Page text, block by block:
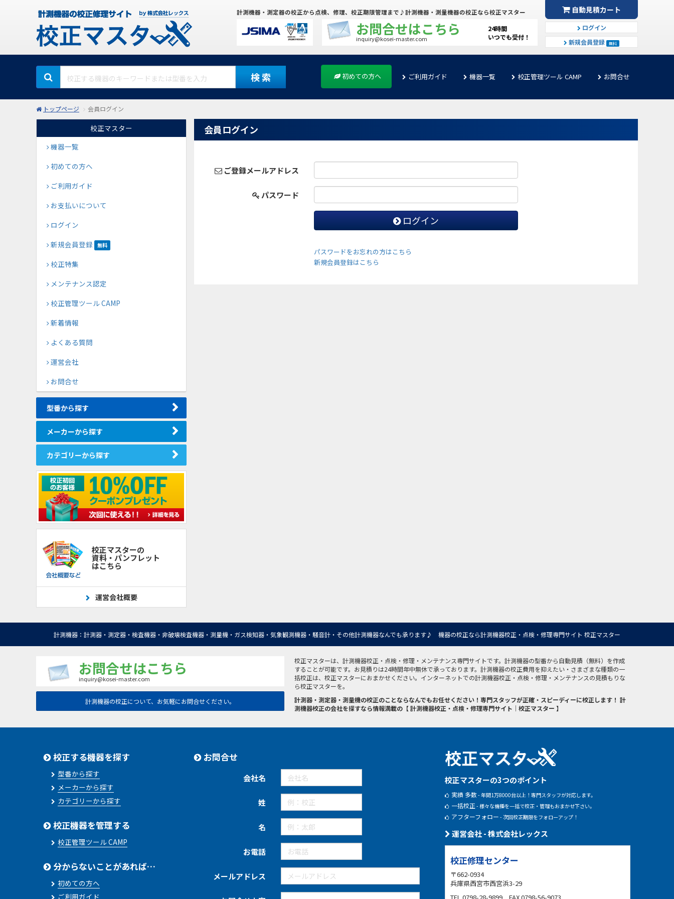
計測機器・測定器の校正から点検、修理、校正期限管理まで♪計測機器・測量機器の校正なら校正マスター
24時間
いつでも受付！
お問合せはこちら
inquiry@kosei-master.com
自動見積カート
ログイン
新規会員登録
無料
検 索 初めての方へ ご利用ガイド 機器一覧 校正管理ツール CAMP お問合せ
トップページ 会員ログイン
校正マスター
機器一覧
初めての方へ
ご利用ガイド
お支払いについて
ログイン
新規会員登録
無料
校正特集
メンテナンス認定
校正管理ツール CAMP
新着情報
よくある質問
運営会社
お問合せ
型番から探す
メーカーから探す
カテゴリーから探す
校正マスターの
資料・パンフレット
はこちら
運営会社概要
会員ログイン
ご登録メールアドレス
パスワード
ログイン
パスワードをお忘れの方はこちら
新規会員登録はこちら
計測機器：計測器・測定器・検査機器・非破壊検査機器・測量機・ガス検知器・気象観測機器・騒音計・その他計測機器なんでも承ります♪ 機器の校正なら計測機器校正・点検・修理専門サイト 校正マスター
お問合せはこちら
inquiry@kosei-master.com
計測機器の校正について、お気軽にお問合せください。
校正マスターは、計測機器校正・点検・修理・メンテナンス専門サイトです。計測機器の型番から自動見積（無料）を作成
することが可能です。お見積りは24時間年中無休で承っております。計測機器の校正費用を抑えたい・さまざまな種類の一
括校正は、校正マスターにおまかせください。インターネットでの計測機器校正・点検・修理・メンテナンスの見積もりな
ら校正マスターを。
計測器・測定器・測量機の校正のことならなんでもお任せください！専門スタッフが正確・スピーディーに校正します！ 計
測機器校正の会社を探すなら情報満載の【 計測機器校正・点検・修理専門サイト｜校正マスター 】
校正する機器を探す
型番から探す
メーカーから探す
カテゴリーから探す
校正機器を管理する
校正管理ツール CAMP
分からないことがあれば…
初めての方へ
ご利用ガイド
お問合せ
会社名
姓
名
お電話
メールアドレス
校正マスターの3つのポイント
実績 多数- 年間1万8000台以上！専門スタッフが対応します。
一括校正 - 様々な機種を一括で校正・管理もおまかせ下さい。
アフターフォロー - 次回校正期限をフォローアップ！
運営会社 - 株式会社レックス
校正修理センター
〒662-0934
兵庫県西宮市西宮浜3-29